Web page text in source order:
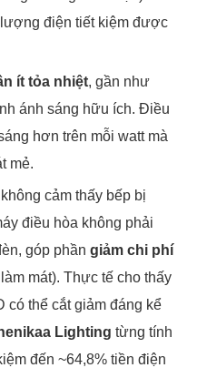
điện tiết kiệm được
ít tỏa nhiệt, gần như
ánh sáng hữu ích. Điều
hơn trên mỗi watt mà
mẻ.
cảm thấy bếp bị
điều hòa không phải
góp phần giảm chi phí
mát). Thực tế cho thấy
có thể cắt giảm đáng kể
Lighting từng tính
đến ~64,8% tiền điện